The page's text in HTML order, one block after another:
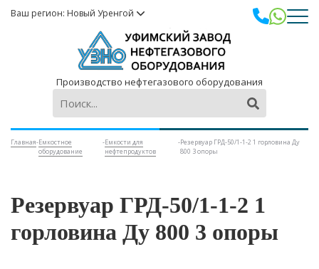
Ваш регион: Новый Уренгой
Производство нефтегазового оборудования
Главная-Емкостное
оборудование
-Емкости для
нефтепродуктов
-Резервуар ГРД-50/1-1-2 1 горловина Ду
800 3 опоры
Резервуар ГРД-50/1-1-2 1
горловина Ду 800 3 опоры